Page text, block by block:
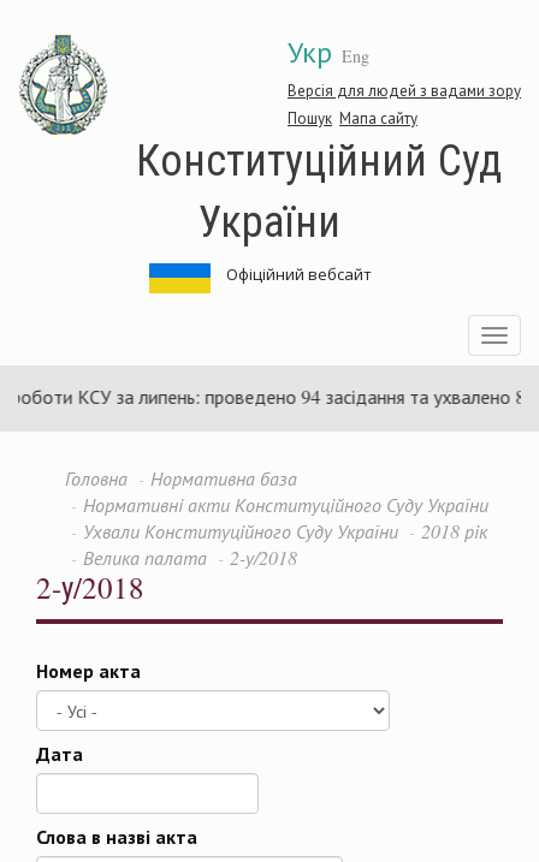
основного
матеріалу
Укр Eng
Версія для людей з вадами зору
Пошук Мапа сайту
Конституційний Суд
України
Офіційний вебсайт
Toggle
КСУ за липень: проведено 94 засідання та ухвалено 85
Головна
Нормативна база
Нормативні акти Конституційного Суду України
Ухвали Конституційного Суду України
2018 рік
Велика палата
2-у/2018
2-у/2018
Номер акта
Дата
Дата
Слова в назві акта